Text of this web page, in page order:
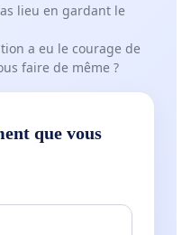
lieu en gardant le
a eu le courage de
faire de même ?
que vous